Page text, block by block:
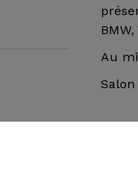
Au
Salon